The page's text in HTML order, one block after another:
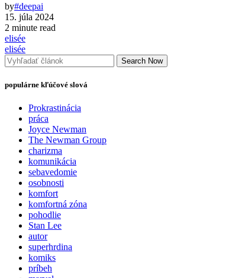
by#deepai
15. júla 2024
2 minute read
elisée
elisée
Search Now
populárne kľúčové slová
Prokrastinácia
práca
Joyce Newman
The Newman Group
charizma
komunikácia
sebavedomie
osobnosti
komfort
komfortná zóna
pohodlie
Stan Lee
autor
superhrdina
komiks
príbeh